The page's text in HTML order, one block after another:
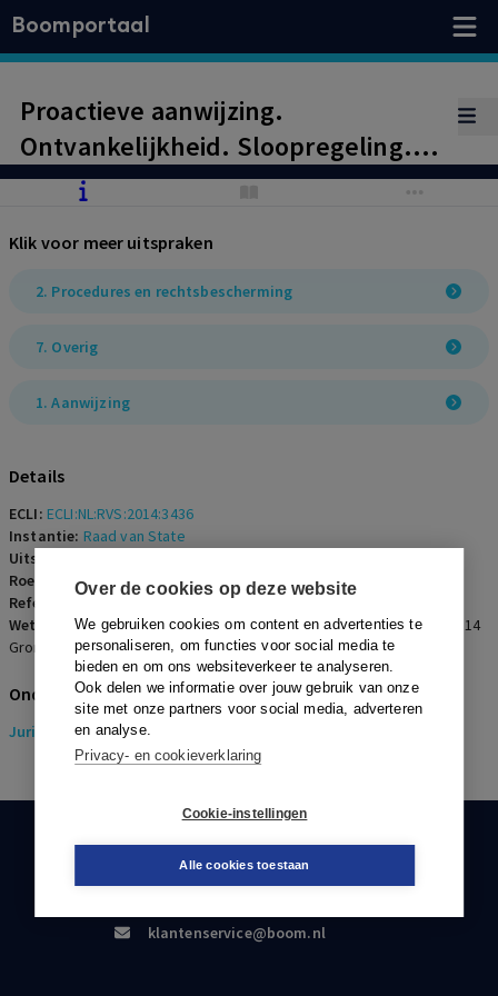
Over de cookies op deze website
We gebruiken cookies om content en advertenties te
personaliseren, om functies voor social media te
bieden en om ons websiteverkeer te analyseren.
Ook delen we informatie over jouw gebruik van onze
site met onze partners voor social media, adverteren
en analyse.
Privacy- en cookieverklaring
Cookie-instellingen
Alle cookies toestaan
Boomportaal
Proactieve aanwijzing.
Ontvankelijkheid. Sloopregeling.
Bodembewerkingen veengronden.
Klik voor meer uitspraken
2. Procedures en rechtsbescherming
7. Overig
1. Aanwijzing
Details
ECLI: ECLI:NL:RVS:2014:3436
Instantie: Raad van State
Uitspraakdatum:
Roepnaam:GS Utrecht/proactieve aanwijzing
Referentienummer:
OGR-2014-0219
Wetsartikelen:3.8 lid 2 Wro,4.2 lid 1 Wro,8:6 Awb,1 bijlage 2 Awb
14
Grondwet,1 Eerste Protocol EVRM
Onderwerpen
Juridisch> Omgevingsrecht
KLANTENSERVICE
088-0301000
klantenservice@boom.nl